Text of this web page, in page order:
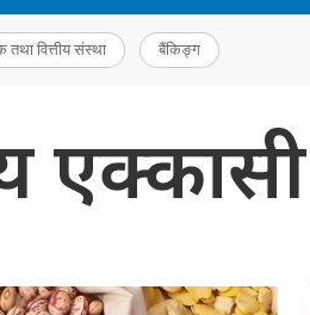
तथा वित्तीय संस्था बैंकिङ्ग